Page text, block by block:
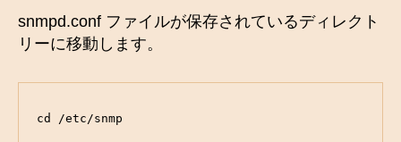
snmpd.conf ファイルが保存されているディレクト
リーに移動します。
cd /etc/snmp